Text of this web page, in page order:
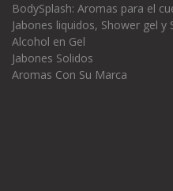
BodySplash: Aromas para el
Jabones liquidos, Shower gel y
Alcohol en Gel
Jabones Solidos
Aromas Con Su Marca